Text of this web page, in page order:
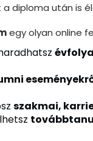
diploma után is
egy olyan online
szakmai,